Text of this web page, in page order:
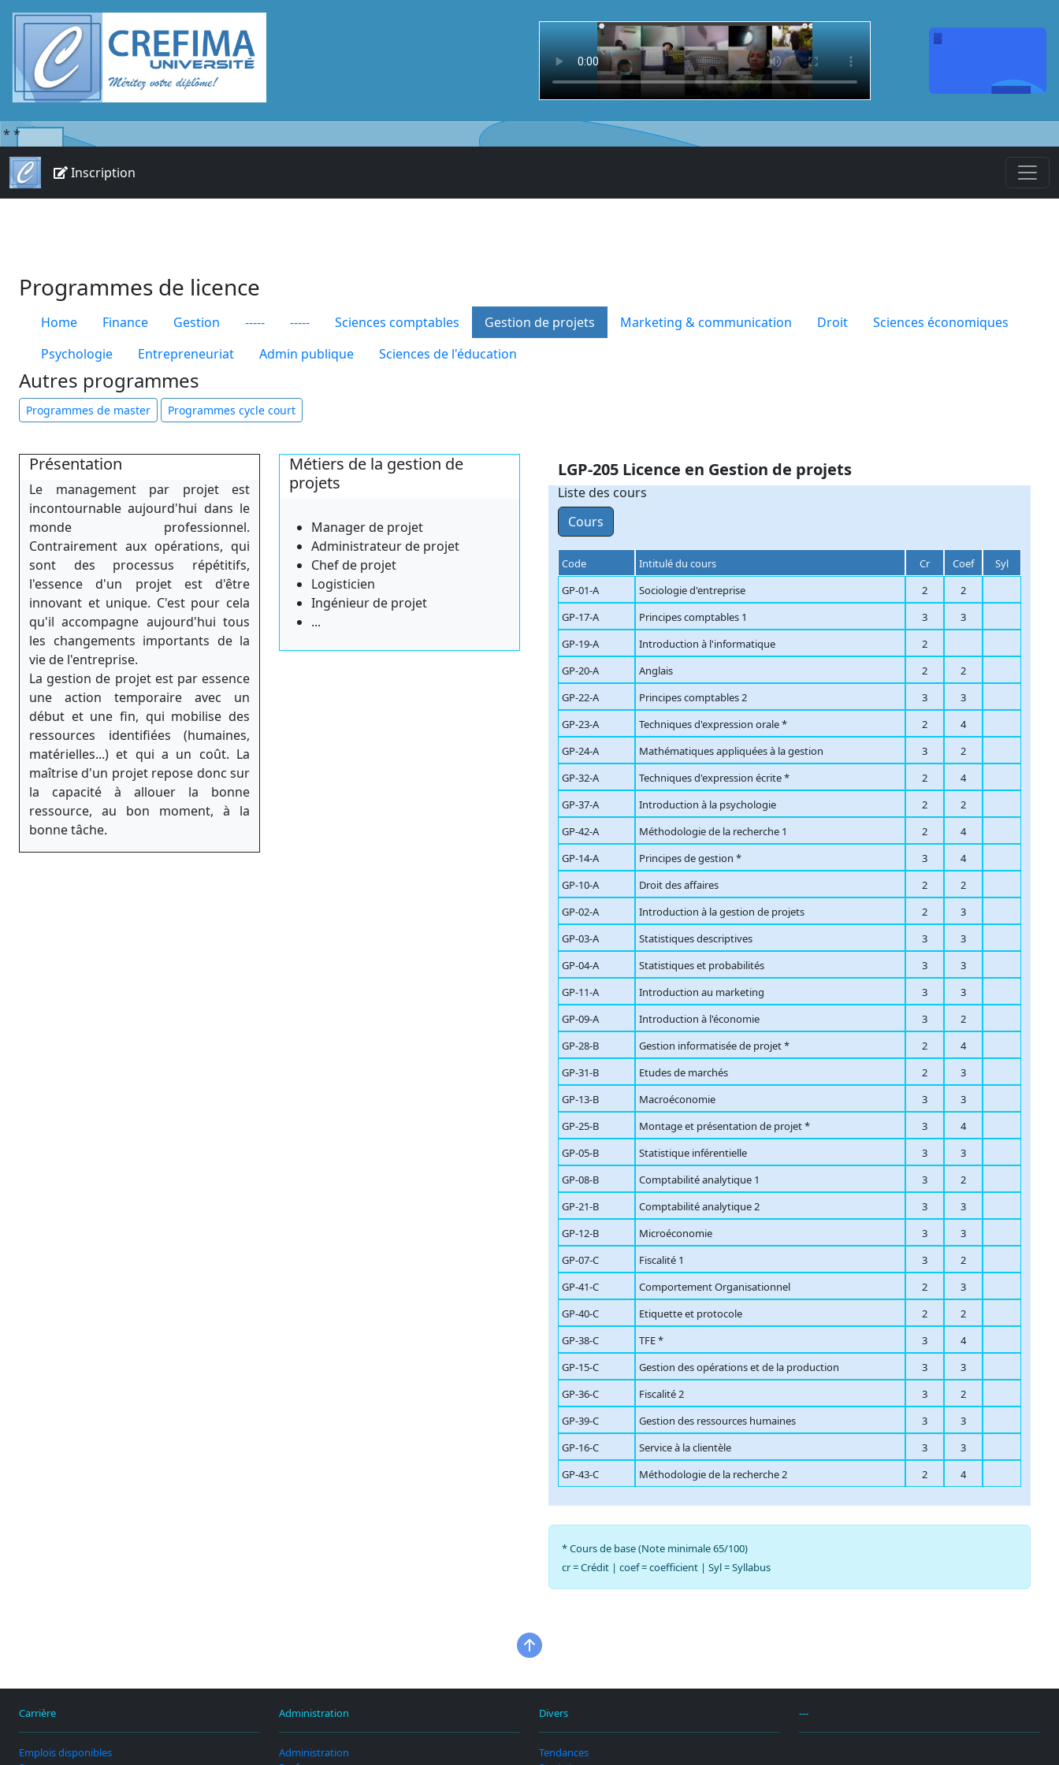
* *
Inscription
Programmes de licence
Home Finance Gestion ----- ----- Sciences comptables Gestion de projets Marketing & communication Droit
Sciences économiques
Psychologie
Entrepreneuriat Admin publique Sciences de l'éducation
Autres programmes
Programmes de master Programmes cycle court
Présentation
Le management par projet est
incontournable aujourd'hui dans le
monde professionnel.
Contrairement aux opérations, qui
sont des processus répétitifs,
l'essence d'un projet est d'être
innovant et unique. C'est pour cela
qu'il accompagne aujourd'hui tous
les changements importants de la
vie de l'entreprise.
La gestion de projet est par essence
une action temporaire avec un
début et une fin, qui mobilise des
ressources identifiées (humaines,
matérielles...) et qui a un coût. La
maîtrise d'un projet repose donc sur
la capacité à allouer la bonne
ressource, au bon moment, à la
bonne tâche.
Métiers de la gestion de
projets
Manager de projet
Administrateur de projet
Chef de projet
Logisticien
Ingénieur de projet
...
LGP-205 Licence en Gestion de projets
Liste des cours
Cours
Code Intitulé du cours Cr Coef
Syl
GP-01-A
Sociologie d'entreprise 2
2
GP-17-A
Principes comptables 1 3
3
GP-19-A
Introduction à l'informatique
2
GP-20-A
Anglais 2
2
GP-22-A
Principes comptables 2 3
3
GP-23-A
Techniques d'expression orale * 2
4
GP-24-A
Mathématiques appliquées à la gestion 3
2
GP-32-A
Techniques d'expression écrite * 2
4
GP-37-A
Introduction à la psychologie 2
2
GP-42-A
Méthodologie de la recherche 1 2
4
GP-14-A
Principes de gestion * 3
4
GP-10-A
Droit des affaires 2
2
GP-02-A
Introduction à la gestion de projets 2
3
GP-03-A
Statistiques descriptives 3
3
GP-04-A
Statistiques et probabilités 3
3
GP-11-A
Introduction au marketing 3
3
GP-09-A
Introduction à l'économie 3
2
GP-28-B
Gestion informatisée de projet * 2
4
GP-31-B
Etudes de marchés 2
3
GP-13-B
Macroéconomie 3
3
GP-25-B
Montage et présentation de projet * 3
4
GP-05-B
Statistique inférentielle 3
3
GP-08-B
Comptabilité analytique 1 3
2
GP-21-B
Comptabilité analytique 2 3
3
GP-12-B
Microéconomie 3
3
GP-07-C
Fiscalité 1 3
2
GP-41-C
Comportement Organisationnel 2
3
GP-40-C
Etiquette et protocole 2
2
GP-38-C
TFE * 3
4
GP-15-C
Gestion des opérations et de la production 3
3
GP-36-C
Fiscalité 2 3
2
GP-39-C
Gestion des ressources humaines 3
3
GP-16-C
Service à la clientèle 3
3
GP-43-C
Méthodologie de la recherche 2 2 4
* Cours de base (Note minimale 65/100)
cr = Crédit | coef = coefficient | Syl = Syllabus
Carrière
Emplois disponibles
Administration
Administration
Divers
Tendances
---